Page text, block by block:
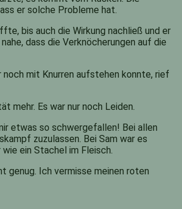
er solche Probleme hat.
bis auch die Wirkung nachließ und er
dass die Verknöcherungen auf die
mit Knurren aufstehen konnte, rief
mehr. Es war nur noch Leiden.
etwas so schwergefallen! Bei allen
zuzulassen. Bei Sam war es
ein Stachel im Fleisch.
genug. Ich vermisse meinen roten